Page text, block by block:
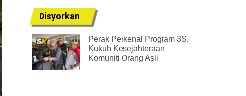
Disyorkan
Perak Perkenal Program 3S,
Kukuh Kesejahteraan
Komuniti Orang Asli